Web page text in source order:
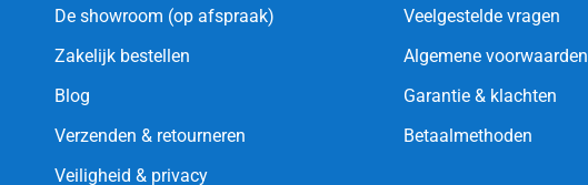
De showroom (op afspraak)
Zakelijk bestellen
Blog
Verzenden & retourneren
Veiligheid & privacy
Veelgestelde vragen
Algemene voorwaarden
Garantie & klachten
Betaalmethoden